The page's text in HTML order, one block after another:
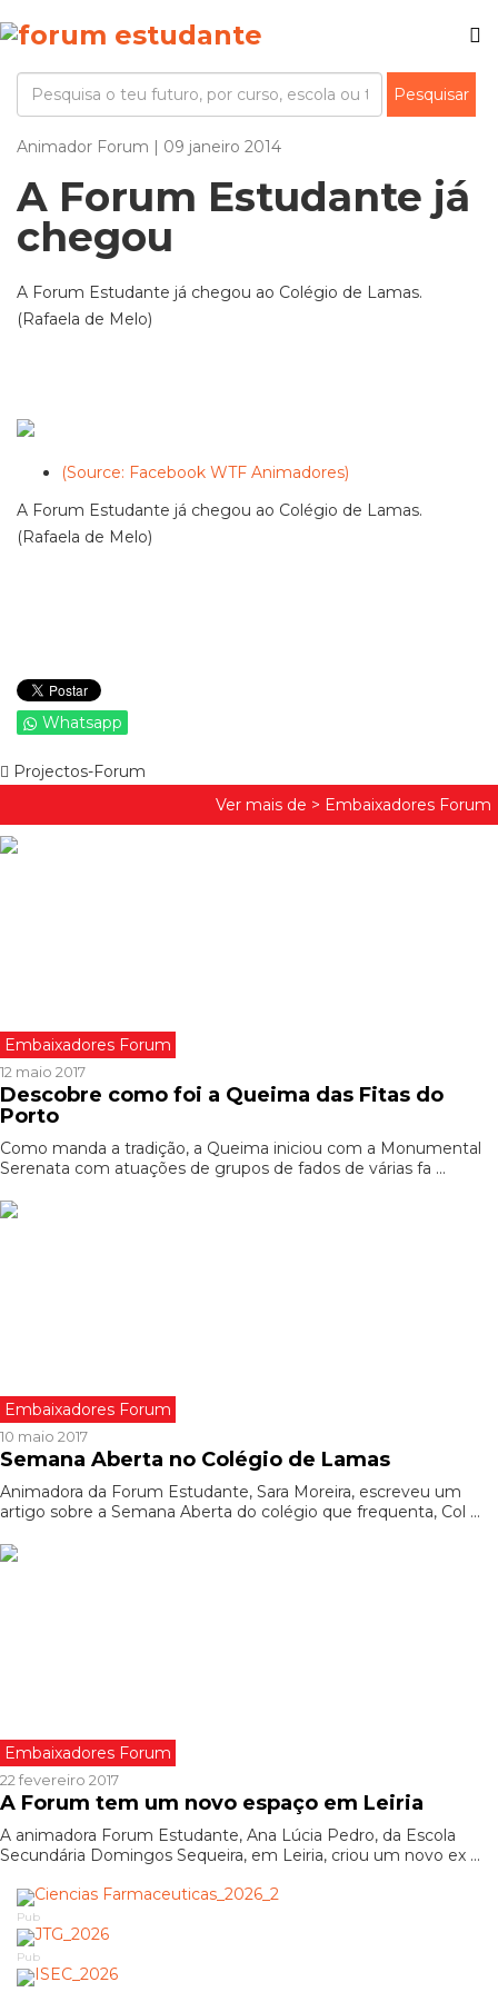
Animador Forum | 09 janeiro 2014
A Forum Estudante já
chegou
A Forum Estudante já chegou ao Colégio de Lamas.
(Rafaela de Melo)
(Source: Facebook WTF Animadores)
A Forum Estudante já chegou ao Colégio de Lamas.
(Rafaela de Melo)
Whatsapp
Projectos-Forum
Ver mais de > Embaixadores Forum
Embaixadores Forum
12 maio 2017
Descobre como foi a Queima das Fitas do
Porto
Como manda a tradição, a Queima iniciou com a Monumental
Serenata com atuações de grupos de fados de várias fa ...
Embaixadores Forum
10 maio 2017
Semana Aberta no Colégio de Lamas
Animadora da Forum Estudante, Sara Moreira, escreveu um
artigo sobre a Semana Aberta do colégio que frequenta, Col ...
Embaixadores Forum
22 fevereiro 2017
A Forum tem um novo espaço em Leiria
A animadora Forum Estudante, Ana Lúcia Pedro, da Escola
Secundária Domingos Sequeira, em Leiria, criou um novo ex ...
Pub
Pub